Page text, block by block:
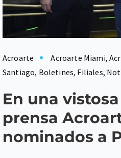
Acroarte Acroarte Miami,
Santiago, Boletines, Filiales,
En una
prensa
nominados a